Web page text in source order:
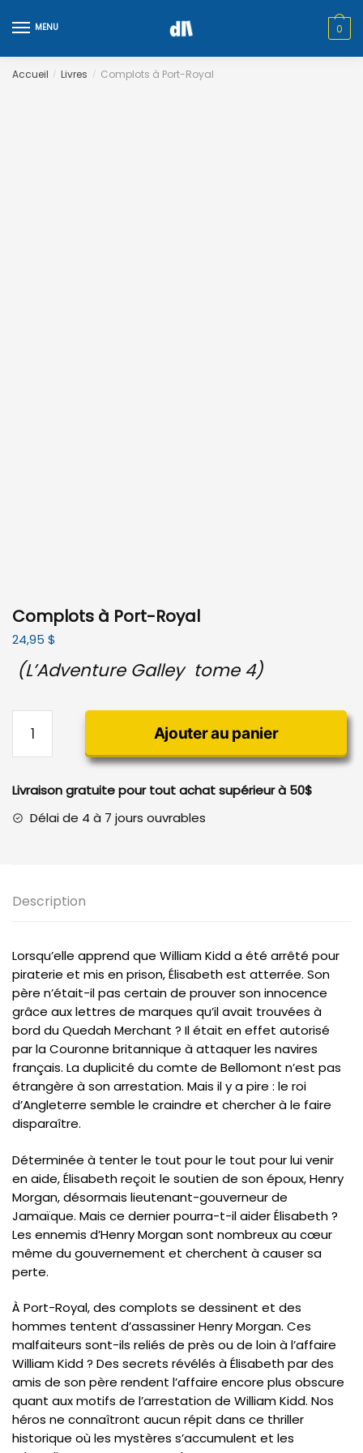
to
to
MENU 0
Accueil / Livres / Complots à Port-Royal
Complots à Port-Royal
24,95 $
(L’Adventure Galley tome 4)
Complots
Port-
Royal
Ajouter au panier
Livraison gratuite pour tout achat supérieur à 50$
Délai de 4 à 7 jours ouvrables
Description
Lorsqu’elle apprend que William Kidd a été arrêté pour
piraterie et mis en prison, Élisabeth est atterrée. Son
père n’était-il pas certain de prouver son innocence
grâce aux lettres de marques qu’il avait trouvées à
bord du Quedah Merchant ? Il était en effet autorisé
par la Couronne britannique à attaquer les navires
français. La duplicité du comte de Bellomont n’est pas
étrangère à son arrestation. Mais il y a pire : le roi
d’Angleterre semble le craindre et chercher à le faire
disparaître.
Déterminée à tenter le tout pour le tout pour lui venir
en aide, Élisabeth reçoit le soutien de son époux, Henry
Morgan, désormais lieutenant-gouverneur de
Jamaïque. Mais ce dernier pourra-t-il aider Élisabeth ?
Les ennemis d’Henry Morgan sont nombreux au cœur
même du gouvernement et cherchent à causer sa
perte.
À Port-Royal, des complots se dessinent et des
hommes tentent d’assassiner Henry Morgan. Ces
malfaiteurs sont-ils reliés de près ou de loin à l’affaire
William Kidd ? Des secrets révélés à Élisabeth par des
amis de son père rendent l’affaire encore plus obscure
quant aux motifs de l’arrestation de William Kidd. Nos
héros ne connaîtront aucun répit dans ce thriller
historique où les mystères s’accumulent et les